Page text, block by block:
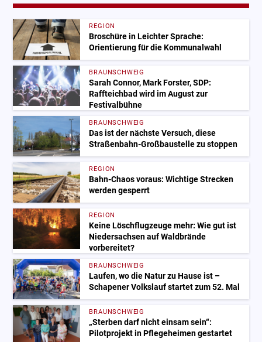
REGION
Broschüre in Leichter Sprache:
Orientierung für die Kommunalwahl
BRAUNSCHWEIG
Sarah Connor, Mark Forster, SDP:
Raffteichbad wird im August zur
Festivalbühne
BRAUNSCHWEIG
Das ist der nächste Versuch, diese
Straßenbahn-Großbaustelle zu stoppen
REGION
Bahn-Chaos voraus: Wichtige Strecken
werden gesperrt
REGION
Keine Löschflugzeuge mehr: Wie gut ist
Niedersachsen auf Waldbrände
vorbereitet?
BRAUNSCHWEIG
Laufen, wo die Natur zu Hause ist –
Schapener Volkslauf startet zum 52. Mal
BRAUNSCHWEIG
„Sterben darf nicht einsam sein“:
Pilotprojekt in Pflegeheimen gestartet